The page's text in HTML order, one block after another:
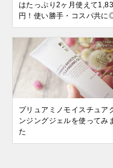
はたっぷり2ヶ月使えて
円！使い勝手・コスパ共に
プリュアミノモイスチュア
ンジングジェルを使ってみ
た